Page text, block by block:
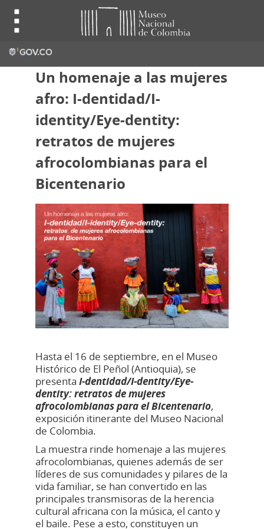
Un homenaje a las mujeres
afro: I-dentidad/I-
identity/Eye-dentity:
retratos de mujeres
afrocolombianas para el
Bicentenario
Hasta el 16 de septiembre, en el Museo
Histórico de El Peñol (Antioquia), se
presenta I-dentidad/I-dentity/Eye-
dentity: retratos de mujeres
afrocolombianas para el Bicentenario,
exposición itinerante del Museo Nacional
de Colombia.
La muestra rinde homenaje a las mujeres
afrocolombianas, quienes además de ser
líderes de sus comunidades y pilares de la
vida familiar, se han convertido en las
principales transmisoras de la herencia
cultural africana con la música, el canto y
el baile. Pese a esto, constituyen un